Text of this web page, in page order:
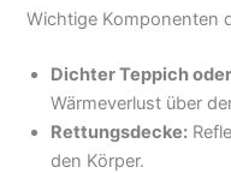
Wichtige Komponenten
Dichter Teppich
Wärmeverlust über
Rettungsdecke:
den Körper.